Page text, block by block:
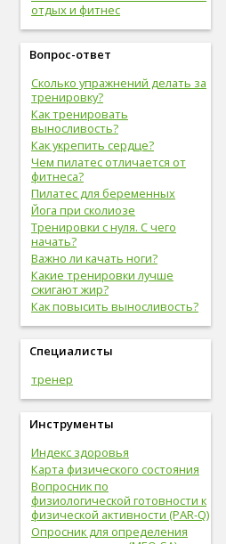
молочная железа (9)
пищеварительная система (9)
спорт в большом городе (9)
дыхательная система (8)
вредные привычки (8)
беременность (8)
опорно-двигательная
система (8)
гигиена (8)
болезни желудочно-кишечного
тракта (8)
болезни опорно-двигательной
системы, травмы (8)
инфекционные болезни (8)
болезни органов дыхания (7)
урологические болезни (7)
мужские болезни (7)
антропометрия (7)
рот (7)
отбеливание зубов (7)
эндокринная система (7)
потенция (7)
зависимость (7)
близорукость (6)
скрининг (6)
легкие (6)
сахар (6)
сигара (6)
отдых и фитнес
Вопрос-ответ
Сколько упражнений делать за
тренировку?
Как тренировать
выносливость?
Как укрепить сердце?
Чем пилатес отличается от
фитнеса?
Пилатес для беременных
Йога при сколиозе
Тренировки с нуля. С чего
начать?
Важно ли качать ноги?
Какие тренировки лучше
сжигают жир?
Как повысить выносливость?
Специалисты
тренер
Инструменты
Индекс здоровья
Карта физического состояния
Вопросник по
физиологической готовности к
физической активности (PAR-Q)
Опросник для определения